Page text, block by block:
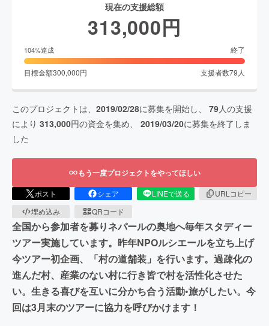
現在の支援総額
313,000円
104%達成 終了
目標金額300,000円 支援者数79 人
このプロジェクトは、 2019/02/28に募集を開始し、 79人の支援
により 313,000円の資金を集め、 2019/03/20に募集を終了しま
した
もう一度プロジェクトをやってほしい
ポスト シェア LINEで送る
URLコピー
埋め込み
QRコード
全国から参加者を募りネパールの奥地へ毎年スタディー
ツアー実施しています。昨年NPOルシエールを立ち上げ
今ツアー初企画、「村の道舗装」を行います。過疎化の
進んだ村、産業のない村に行き皆で村を活性化させた
い。生きる喜びを互いに分かち合う活動•旅がしたい。今
回は3月末のツアーに協力を呼びかけます！